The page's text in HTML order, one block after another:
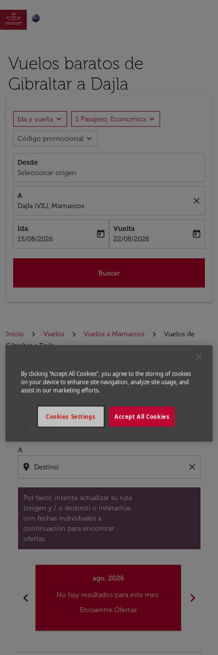

Vuelos baratos de
Gibraltar a Dajla
Ida y vuelta expand_more 1 Pasajero, Economica expand_more
Código promocional expand_more
Desde
Seleccionar origen
A
Dajla (VIL), Marruecos
close
Ida
fc-booking-departure-date-aria-label
15/08/2026
today
Vuelta
fc-booking-return-date-aria-label
22/08/2026
today
Buscar
Inicio Vuelos Vuelos a Marruecos
Vuelos de
Gibraltar a Dajla
Encuentre las mejores ofertas de
vuelo desde Gibraltar a Dajla
A
location_on close
Por favor, intente actualizar su ruta
(origen y / o destino) o interactúe
con fechas individuales a
continuación para encontrar
ofertas.
Por favor, intente actualizar su ruta (origen y / o
chevron_left
ago. 2026
No hay resultados para este mes.
Encuentre Ofertas
chevron_right
By clicking “Accept All Cookies”, you agree to the storing of cookies
on your device to enhance site navigation, analyze site usage, and
assist in our marketing efforts.
Accept All Cookies
Cookies Settings